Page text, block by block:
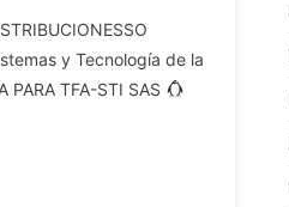
y Tecnología de la
PARA TFA-STI SAS